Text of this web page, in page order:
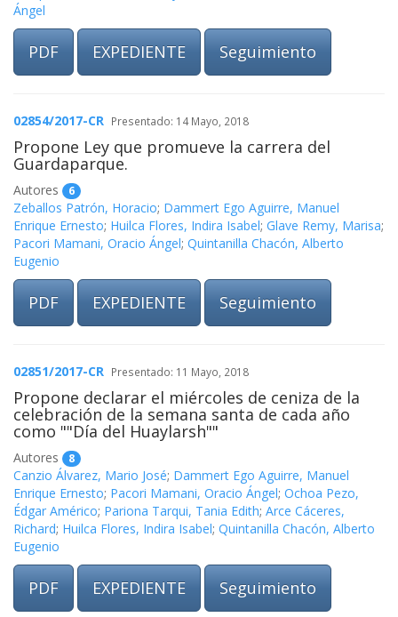
Ángel
PDF EXPEDIENTE Seguimiento
02854/2017-CR Presentado: 14 Mayo, 2018
Propone Ley que promueve la carrera del
Guardaparque.
Autores 6
Zeballos Patrón, Horacio; Dammert Ego Aguirre, Manuel
Enrique Ernesto; Huilca Flores, Indira Isabel; Glave Remy, Marisa;
Pacori Mamani, Oracio Ángel; Quintanilla Chacón, Alberto
Eugenio
PDF EXPEDIENTE Seguimiento
02851/2017-CR Presentado: 11 Mayo, 2018
Propone declarar el miércoles de ceniza de la
celebración de la semana santa de cada año
como ""Día del Huaylarsh""
Autores 8
Canzio Álvarez, Mario José; Dammert Ego Aguirre, Manuel
Enrique Ernesto; Pacori Mamani, Oracio Ángel; Ochoa Pezo,
Édgar Américo; Pariona Tarqui, Tania Edith; Arce Cáceres,
Richard; Huilca Flores, Indira Isabel; Quintanilla Chacón, Alberto
Eugenio
PDF EXPEDIENTE Seguimiento